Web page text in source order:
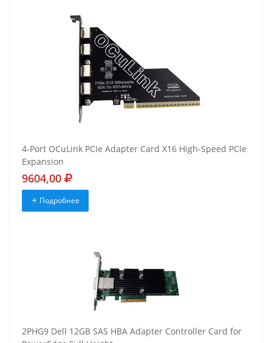
4-Port OCuLink PCIe Adapter Card X16 High-Speed PCIe
Expansion
9604,00
Подробнее
2PHG9 Dell 12GB SAS HBA Adapter Controller Card for